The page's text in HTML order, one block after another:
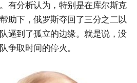
有分析认为，特别是在库尔斯克
助下，俄罗斯夺回了三分之二以
逼到了孤立的边缘。就是说，没
争取时间的停火。